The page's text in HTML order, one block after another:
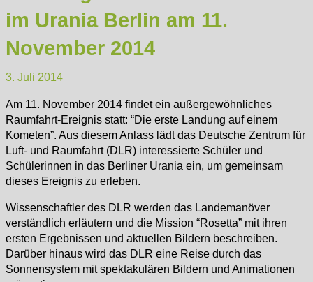
im Urania Berlin am 11.
November 2014
3. Juli 2014
Am 11. November 2014 findet ein außergewöhnliches
Raumfahrt-Ereignis statt: “Die erste Landung auf einem
Kometen”. Aus diesem Anlass lädt das Deutsche Zentrum für
Luft- und Raumfahrt (DLR) interessierte Schüler und
Schülerinnen in das Berliner Urania ein, um gemeinsam
dieses Ereignis zu erleben.
Wissenschaftler des DLR werden das Landemanöver
verständlich erläutern und die Mission “Rosetta” mit ihren
ersten Ergebnissen und aktuellen Bildern beschreiben.
Darüber hinaus wird das DLR eine Reise durch das
Sonnensystem mit spektakulären Bildern und Animationen